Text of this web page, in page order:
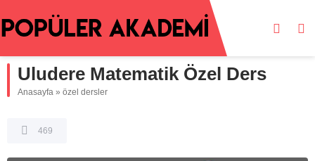
Uludere Matematik Özel Ders
Anasayfa » özel dersler
469